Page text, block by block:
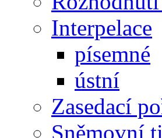
Interpelace
písemné
ústní
Zasedací
Sněmovní